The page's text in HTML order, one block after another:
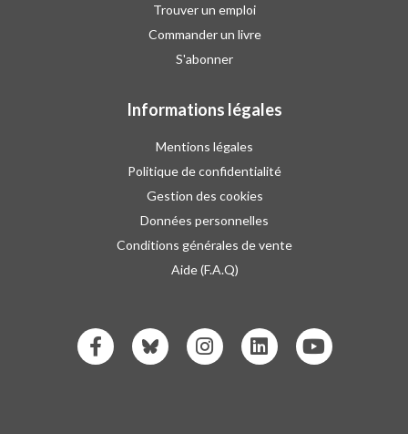
Trouver un emploi
Commander un livre
S'abonner
Informations légales
Mentions légales
Politique de confidentialité
Gestion des cookies
Données personnelles
Conditions générales de vente
Aide (F.A.Q)